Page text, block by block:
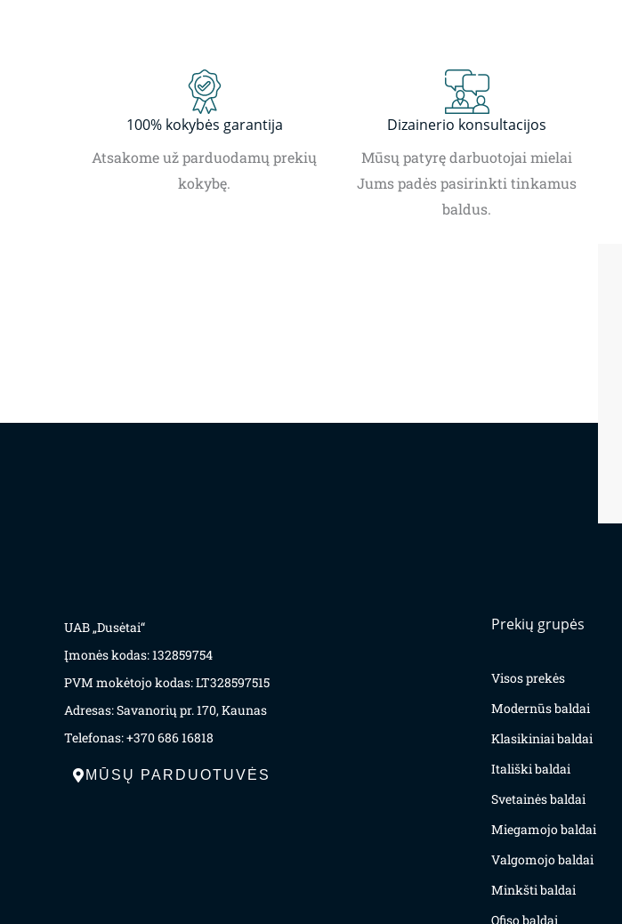
100% kokybės garantija
Atsakome už parduodamų prekių
kokybę.
Dizainerio konsultacijos
Mūsų patyrę darbuotojai mielai
Jums padės pasirinkti tinkamus
baldus.
UAB „Dusėtai“
Įmonės kodas: 132859754
PVM mokėtojo kodas: LT328597515
Adresas: Savanorių pr. 170, Kaunas
Telefonas: +370 686 16818
MŪSŲ PARDUOTUVĖS
Prekių grupės
Visos prekės
Modernūs baldai
Klasikiniai baldai
Itališki baldai
Svetainės baldai
Miegamojo baldai
Valgomojo baldai
Minkšti baldai
Ofiso baldai